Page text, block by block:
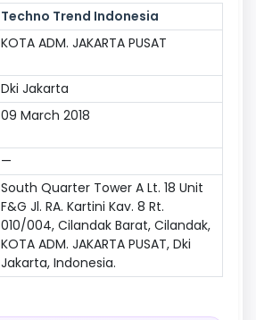
Techno Trend Indonesia
KOTA ADM. JAKARTA PUSAT
Dki Jakarta
09 March 2018
—
South Quarter Tower A Lt. 18 Unit
F&G Jl. RA. Kartini Kav. 8 Rt.
010/004, Cilandak Barat, Cilandak,
KOTA ADM. JAKARTA PUSAT, Dki
Jakarta, Indonesia.